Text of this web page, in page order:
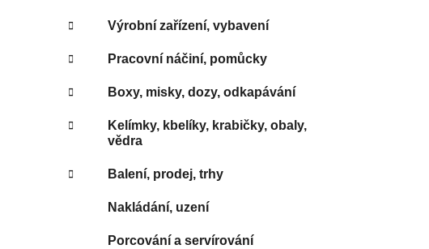
Výrobní zařízení, vybavení
Pracovní náčiní, pomůcky
Boxy, misky, dozy, odkapávání
Kelímky, kbelíky, krabičky, obaly,
vědra
Balení, prodej, trhy
Nakládání, uzení
Porcování a servírování